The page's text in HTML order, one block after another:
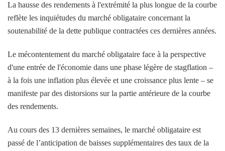
La hausse des rendements à l'extrémité la plus longue de la courbe
reflète les inquiétudes du marché obligataire concernant la
soutenabilité de la dette publique contractées ces dernières années.
Le mécontentement du marché obligataire face à la perspective
d'une entrée de l'économie dans une phase légère de stagflation –
à la fois une inflation plus élevée et une croissance plus lente – se
manifeste par des distorsions sur la partie antérieure de la courbe
des rendements.
Au cours des 13 dernières semaines, le marché obligataire est
passé de l’anticipation de baisses supplémentaires des taux de la